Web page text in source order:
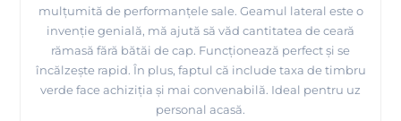
mulțumită de performanțele sale. Geamul lateral este o
invenție genială, mă ajută să văd cantitatea de ceară
rămasă fără bătăi de cap. Funcționează perfect și se
încălzește rapid. În plus, faptul că include taxa de timbru
verde face achiziția și mai convenabilă. Ideal pentru uz
personal acasă.